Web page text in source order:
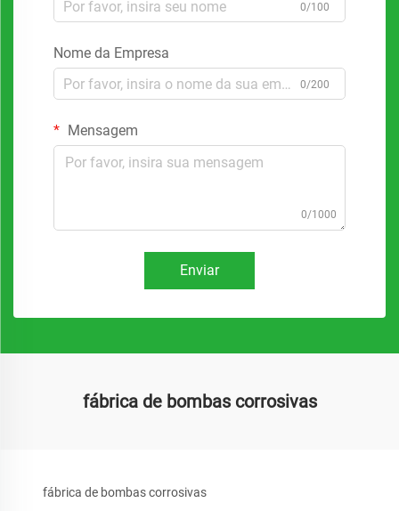
0/100
Nome da Empresa
0/200
Mensagem
0/1000
Enviar
fábrica de bombas corrosivas
fábrica de bombas corrosivas